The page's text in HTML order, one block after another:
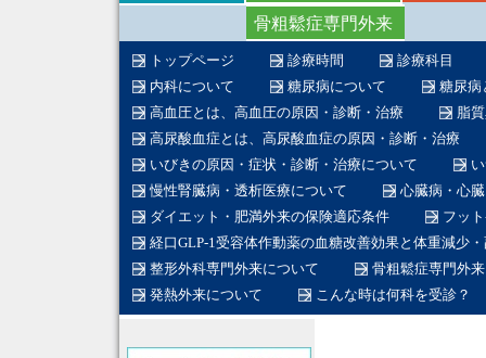
骨粗鬆症専門外来
トップページ 診療時間
診療科目
内科について
糖尿病について
糖尿病
高血圧とは、高血圧の原因・診断・治療
脂
高尿酸血症とは、高尿酸血症の原因・診断・治療
いびきの原因・症状・診断・治療について
慢性腎臓病・透析医療について
心臓病・心
ダイエット・肥満外来の保険適応条件
フッ
経口GLP-1受容体作動薬の血糖改善効果と体重減少
整形外科専門外来について
骨粗鬆症専門外
発熱外来について
こんな時は何科を受診？